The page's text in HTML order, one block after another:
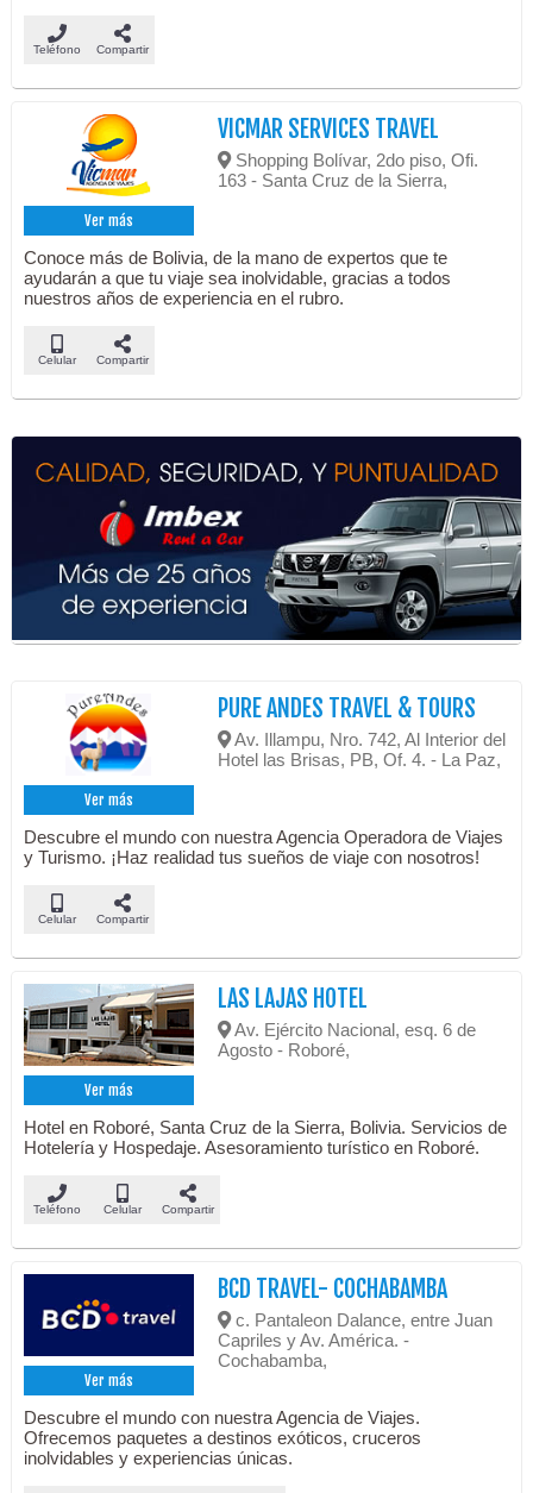
Teléfono Compartir
Ver más
VICMAR SERVICES TRAVEL
Shopping Bolívar, 2do piso, Ofi.
163 - Santa Cruz de la Sierra,
Conoce más de Bolivia, de la mano de expertos que te
ayudarán a que tu viaje sea inolvidable, gracias a todos
nuestros años de experiencia en el rubro.
Celular Compartir
Ver más
PURE ANDES TRAVEL & TOURS
Av. Illampu, Nro. 742, Al Interior del
Hotel las Brisas, PB, Of. 4. - La Paz,
Descubre el mundo con nuestra Agencia Operadora de Viajes
y Turismo. ¡Haz realidad tus sueños de viaje con nosotros!
Celular Compartir
Ver más
LAS LAJAS HOTEL
Av. Ejército Nacional, esq. 6 de
Agosto - Roboré,
Hotel en Roboré, Santa Cruz de la Sierra, Bolivia. Servicios de
Hotelería y Hospedaje. Asesoramiento turístico en Roboré.
Teléfono Celular Compartir
Ver más
BCD TRAVEL- COCHABAMBA
c. Pantaleon Dalance, entre Juan
Capriles y Av. América. -
Cochabamba,
Descubre el mundo con nuestra Agencia de Viajes.
Ofrecemos paquetes a destinos exóticos, cruceros
inolvidables y experiencias únicas.